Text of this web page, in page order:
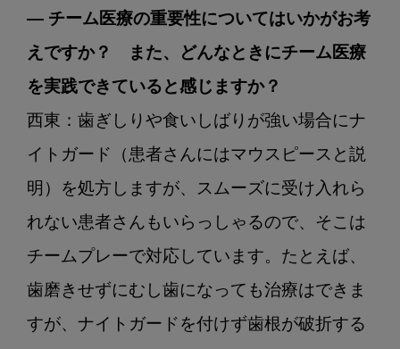
― チーム医療の重要性についてはいかがお考
えですか？　また、どんなときにチーム医療
を実践できていると感じますか？
西東：歯ぎしりや食いしばりが強い場合にナ
イトガード（患者さんにはマウスピースと説
明）を処方しますが、スムーズに受け入れら
れない患者さんもいらっしゃるので、そこは
チームプレーで対応しています。たとえば、
歯磨きせずにむし歯になっても治療はできま
すが、ナイトガードを付けず歯根が破折する